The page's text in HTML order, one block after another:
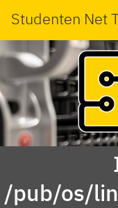
Studenten Net
/pub/os/